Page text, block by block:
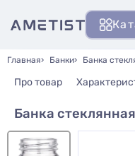
Главная Банки Банка
Про товар
Банка